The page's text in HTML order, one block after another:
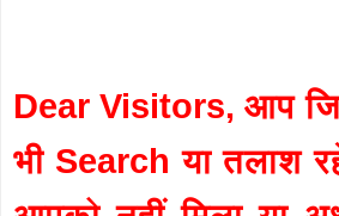
Dear Visitors, आप
भी Search या तलाश